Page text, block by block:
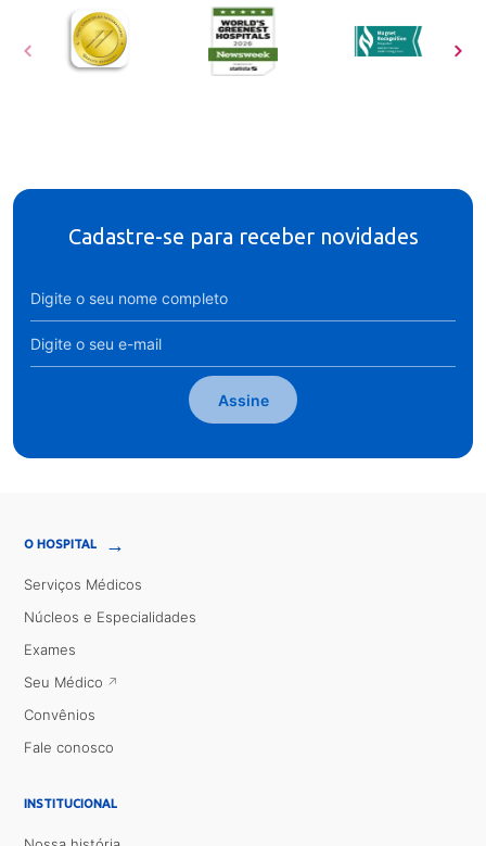
Cadastre-se para receber novidades
Assine
O HOSPITAL →
Serviços Médicos
Núcleos e Especialidades
Exames
Seu Médico
Convênios
Fale conosco
INSTITUCIONAL